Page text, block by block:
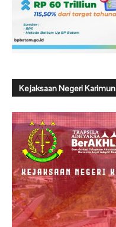
Kejaksaan Negeri Karimun